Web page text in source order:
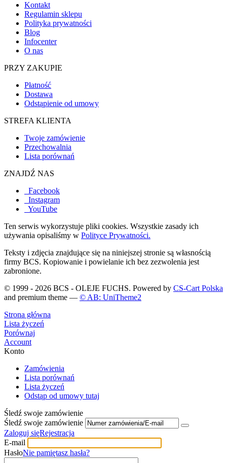
Kontakt
Regulamin sklepu
Polityka prywatności
Blog
Infocenter
O nas
PRZY ZAKUPIE
Płatność
Dostawa
Odstąpienie od umowy
STREFA KLIENTA
Twoje zamówienie
Przechowalnia
Lista porównań
ZNAJDŹ NAS
Facebook
Instagram
YouTube
Ten serwis wykorzystuje pliki cookies. Wszystkie zasady ich
używania opisaliśmy w Polityce Prywatności.
Teksty i zdjęcia znajdujące się na niniejszej stronie są własnością
firmy BCS. Kopiowanie i powielanie ich bez zezwolenia jest
zabronione.
© 1999 - 2026 BCS - OLEJE FUCHS. Powered by CS-Cart Polska
and premium theme — © AB: UniTheme2
Strona główna
Lista życzeń
Porównaj
Account
Konto
Zamówienia
Lista porównań
Lista życzeń
Odstąp od umowy tutaj
Śledź swoje zamówienie
Śledź swoje zamówienie
Zaloguj sięRejestracja
E-mail
HasłoNie pamiętasz hasła?